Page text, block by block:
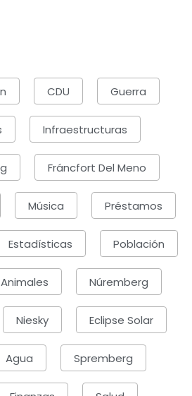
CDU Guerra
Infraestructuras
Fráncfort Del Meno
Música Préstamos
Estadísticas Población
Animales Núremberg
Niesky Eclipse Solar
Agua Spremberg